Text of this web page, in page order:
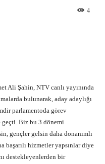
4
Ali Şahin, NTV canlı yayınında
bulunarak, aday adaylığı
parlamentoda görev
geçti. Biz bu 3 dönemi
gençler gelsin daha donanımlı
başarılı hizmetler yapsınlar diye
destekleyenlerden bir